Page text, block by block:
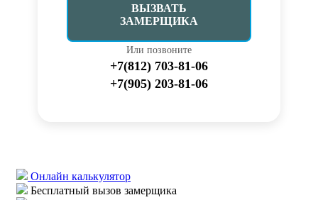
ВЫЗВАТЬ
ЗАМЕРЩИКА
Или позвоните
+7(812) 703-81-06
+7(905) 203-81-06
Онлайн калькулятор
Бесплатный вызов замерщика